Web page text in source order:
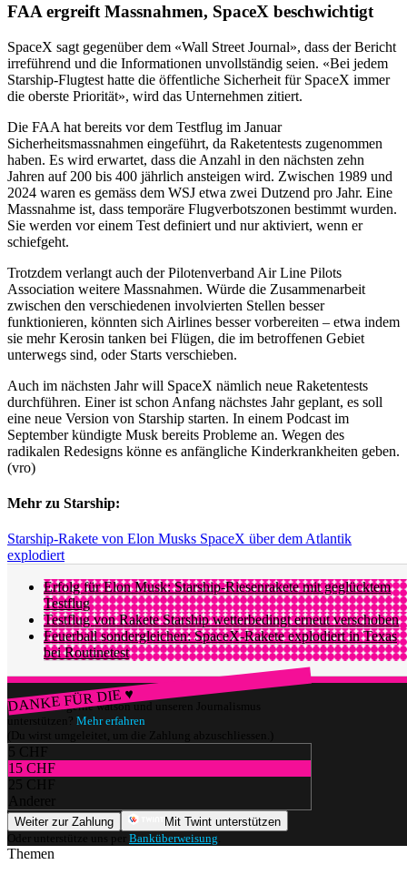
FAA ergreift Massnahmen, SpaceX beschwichtigt
SpaceX sagt gegenüber dem «Wall Street Journal», dass der Bericht
irreführend und die Informationen unvollständig seien. «Bei jedem
Starship-Flugtest hatte die öffentliche Sicherheit für SpaceX immer
die oberste Priorität», wird das Unternehmen zitiert.
Die FAA hat bereits vor dem Testflug im Januar
Sicherheitsmassnahmen eingeführt, da Raketentests zugenommen
haben. Es wird erwartet, dass die Anzahl in den nächsten zehn
Jahren auf 200 bis 400 jährlich ansteigen wird. Zwischen 1989 und
2024 waren es gemäss dem WSJ etwa zwei Dutzend pro Jahr. Eine
Massnahme ist, dass temporäre Flugverbotszonen bestimmt wurden.
Sie werden vor einem Test definiert und nur aktiviert, wenn er
schiefgeht.
Trotzdem verlangt auch der Pilotenverband Air Line Pilots
Association weitere Massnahmen. Würde die Zusammenarbeit
zwischen den verschiedenen involvierten Stellen besser
funktionieren, könnten sich Airlines besser vorbereiten – etwa indem
sie mehr Kerosin tanken bei Flügen, die im betroffenen Gebiet
unterwegs sind, oder Starts verschieben.
Auch im nächsten Jahr will SpaceX nämlich neue Raketentests
durchführen. Einer ist schon Anfang nächstes Jahr geplant, es soll
eine neue Version von Starship starten. In einem Podcast im
September kündigte Musk bereits Probleme an. Wegen des
radikalen Redesigns könne es anfängliche Kinderkrankheiten geben.
(vro)
Mehr zu Starship:
Starship-Rakete von Elon Musks SpaceX über dem Atlantik
explodiert
Erfolg für Elon Musk: Starship-Riesenrakete mit geglücktem
Testflug
Testflug von Rakete Starship wetterbedingt erneut verschoben
Feuerball sondergleichen: SpaceX-Rakete explodiert in Texas
bei Routinetest
DANKE FÜR DIE ♥
Würdest du gerne watson und unseren Journalismus
unterstützen? Mehr erfahren
(Du wirst umgeleitet, um die Zahlung abzuschliessen.)
5 CHF
15 CHF
25 CHF
Anderer
Weiter zur Zahlung
Mit Twint unterstützen
Oder unterstütze uns per Banküberweisung
Themen